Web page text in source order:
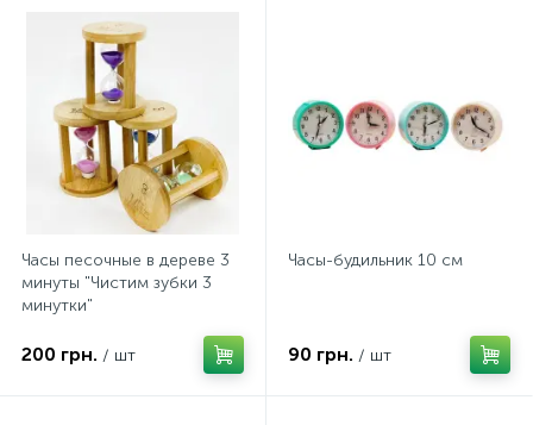
Часы песочные в дереве 3
минуты "Чистим зубки 3
минутки"
200 грн. / шт
Часы-будильник 10 см
90 грн. / шт